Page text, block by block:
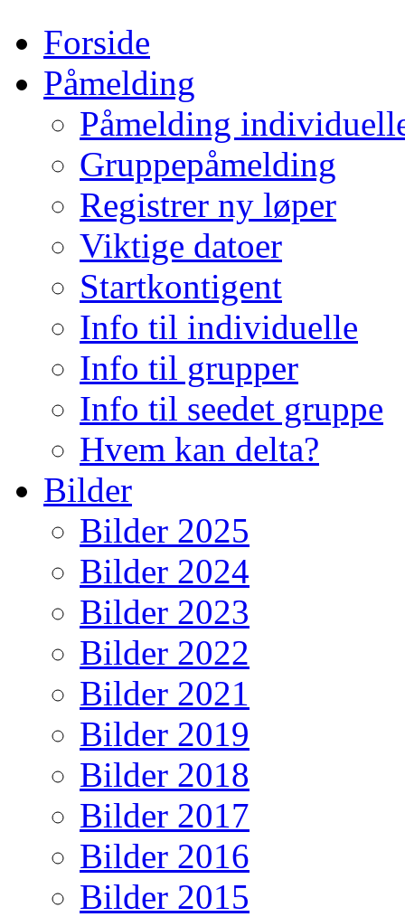
Forside
Påmelding
Påmelding
Gruppepåmelding
Registrer ny løper
Viktige datoer
Startkontigent
Info til individuelle
Info til grupper
Info til seedet gruppe
Hvem kan delta?
Bilder
Bilder 2025
Bilder 2024
Bilder 2023
Bilder 2022
Bilder 2021
Bilder 2019
Bilder 2018
Bilder 2017
Bilder 2016
Bilder 2015